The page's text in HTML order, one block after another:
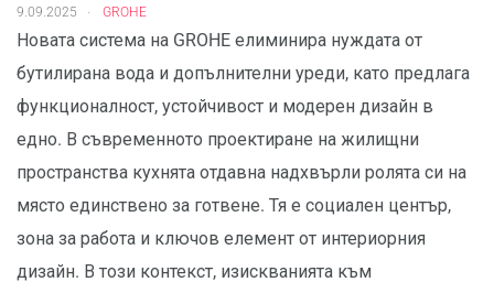
9.09.2025 . GROHE
Новата система на GROHE елиминира нуждата от
бутилирана вода и допълнителни уреди, като предлага
функционалност, устойчивост и модерен дизайн в
едно. В съвременното проектиране на жилищни
пространства кухнята отдавна надхвърли ролята си на
място единствено за готвене. Тя е социален център,
зона за работа и ключов елемент от интериорния
дизайн. В този контекст, изискванията към